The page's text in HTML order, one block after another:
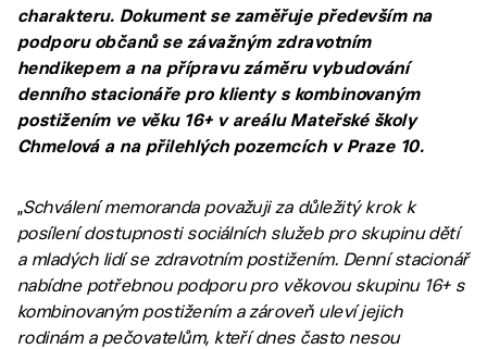
charakteru. Dokument se zaměřuje především na
podporu občanů se závažným zdravotním
hendikepem a na přípravu záměru vybudování
denního stacionáře pro klienty s kombinovaným
postižením ve věku 16+ v areálu Mateřské školy
Chmelová a na přilehlých pozemcích v Praze 10.
„Schválení memoranda považuji za důležitý krok k
posílení dostupnosti sociálních služeb pro skupinu dětí
a mladých lidí se zdravotním postižením. Denní stacionář
nabídne potřebnou podporu pro věkovou skupinu 16+ s
kombinovaným postižením a zároveň uleví jejich
rodinám a pečovatelům, kteří dnes často nesou